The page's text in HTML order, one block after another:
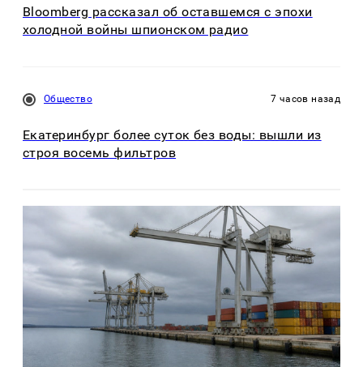
Bloomberg рассказал об оставшемся с эпохи
холодной войны шпионском радио
Общество 7 часов назад
Екатеринбург более суток без воды: вышли из
строя восемь фильтров